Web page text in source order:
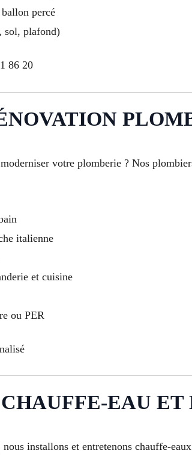
percé
sol, plafond)
86 20
votre plomberie ? Nos
italienne
et cuisine
ou PER
EAU ET
installons et entretenons chauffe-